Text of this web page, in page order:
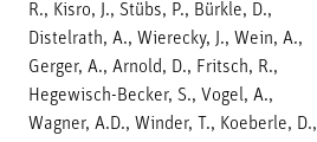
R., Kisro, J., Stübs, P., Bürkle, D.,
Distelrath, A., Wierecky, J., Wein, A.,
Gerger, A., Arnold, D., Fritsch, R.,
Hegewisch-Becker, S., Vogel, A.,
Wagner, A.D., Winder, T., Koeberle, D.,